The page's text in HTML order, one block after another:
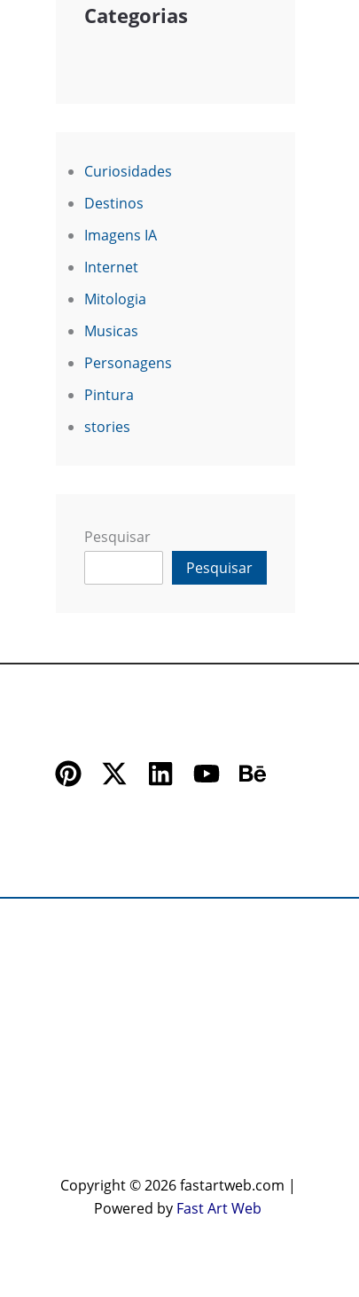
Categorias
Curiosidades
Destinos
Imagens IA
Internet
Mitologia
Musicas
Personagens
Pintura
stories
Pesquisar
Pesquisar
Copyright © 2026 fastartweb.com |
Powered by Fast Art Web